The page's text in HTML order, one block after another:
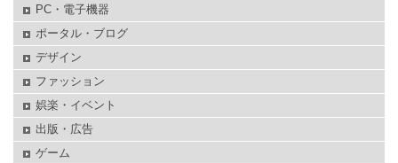
PC・電子機器
ポータル・ブログ
デザイン
ファッション
娯楽・イベント
出版・広告
ゲーム